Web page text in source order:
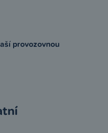
provozovnou